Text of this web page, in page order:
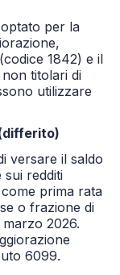
per la
1842) e il
titolari di
utilizzare
versare il saldo
sui redditi
prima rata
o frazione di
2026.
6099.